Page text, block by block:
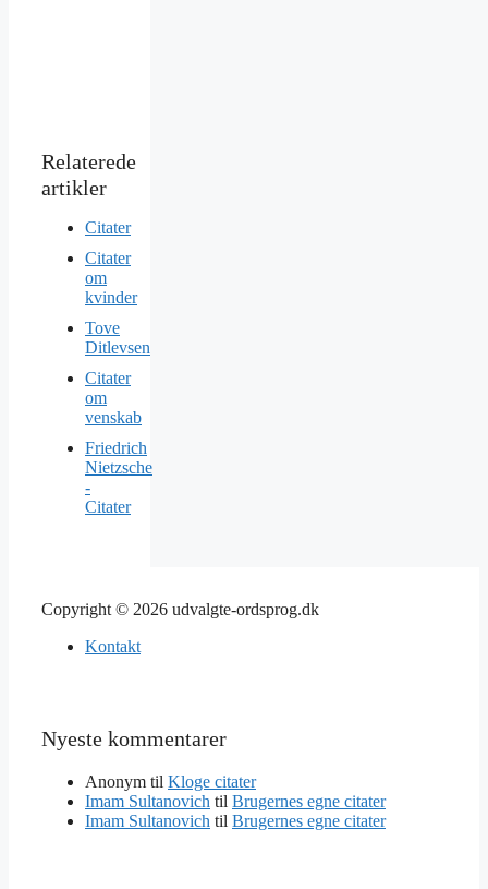
Citater
Citater
om
kvinder
Tove
Ditlevsen
Citater
om
venskab
Friedrich
Nietzsche
-
Citater
Copyright © 2026 udvalgte-ordsprog.dk
Kontakt
Nyeste kommentarer
Anonym til Kloge citater
Imam Sultanovich til Brugernes egne citater
Imam Sultanovich til Brugernes egne citater